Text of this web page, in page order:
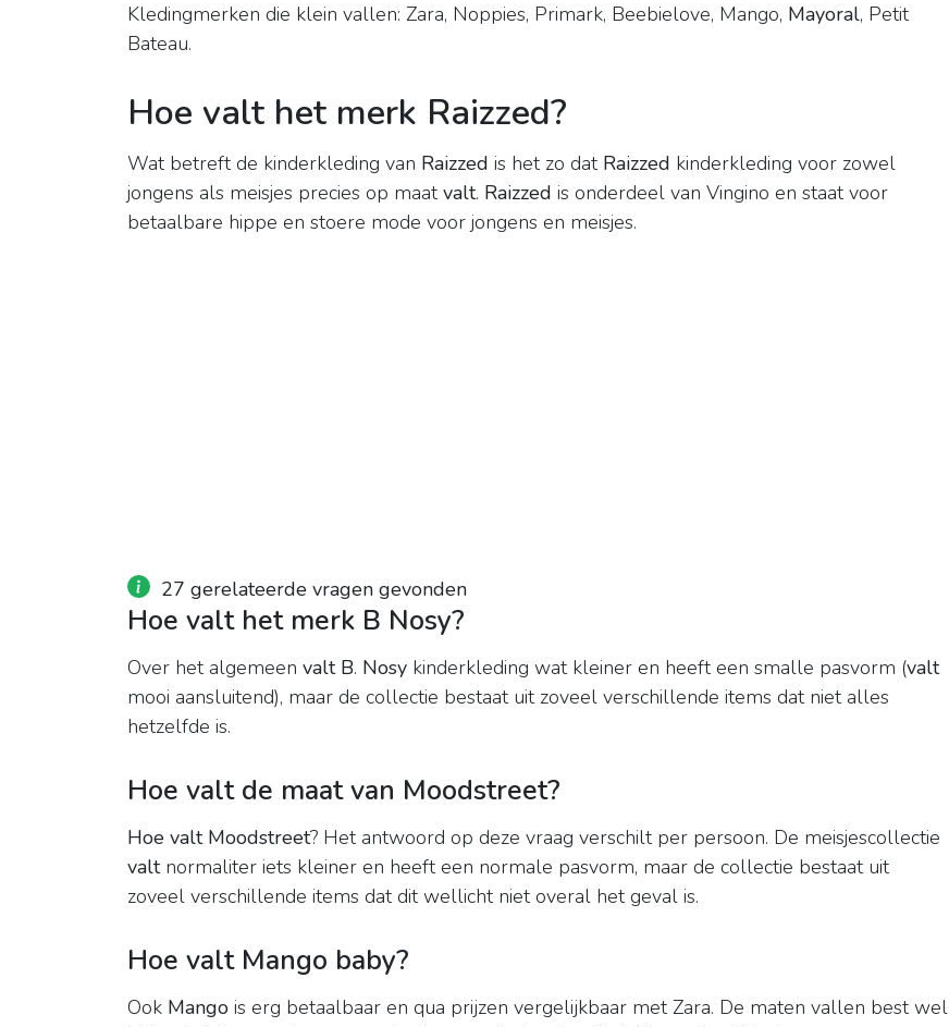
Kledingmerken die klein vallen: Zara, Noppies, Primark, Beebielove, Mango, Mayoral, Petit
Bateau.
Hoe valt het merk Raizzed?
Wat betreft de kinderkleding van Raizzed is het zo dat Raizzed kinderkleding voor zowel
jongens als meisjes precies op maatvalt. Raizzed is onderdeel van Vingino en staat voor
betaalbare hippe en stoere mode voor jongens en meisjes.
27 gerelateerde vragen gevonden
Hoe valt het merk B Nosy?
Over het algemeen valt B. Nosy kinderkleding wat kleiner en heeft een smalle pasvorm (valt
mooi aansluitend), maar de collectie bestaat uit zoveel verschillende items dat niet alles
hetzelfde is.
Hoe valt de maat van Moodstreet?
Hoe valt Moodstreet? Het antwoord op deze vraag verschilt per persoon. De meisjescollectie
valtnormaliter iets kleiner en heeft een normale pasvorm, maar de collectie bestaat uit
zoveel verschillende items dat dit wellicht niet overal het geval is.
Hoe valt Mango baby?
Ook Mango is erg betaalbaar en qua prijzen vergelijkbaar met Zara. De maten vallen best wel